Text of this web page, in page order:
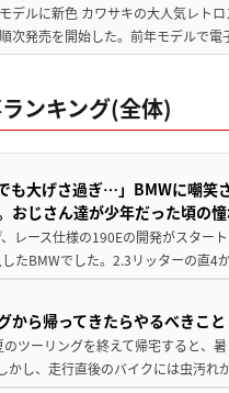
デルに新色 カワサキの大人気レト
次発売を開始した。前年モデルで
ンキング(全体)
でも大げさ過ぎ…」BMWに嘲
おじさん達が少年だった頃の
レース仕様の190Eの開発がスター
たBMWでした。2.3リッターの直
から帰ってきたらやるべきこ
ツーリングを終えて帰宅すると、
かし、走行直後のバイクには虫汚